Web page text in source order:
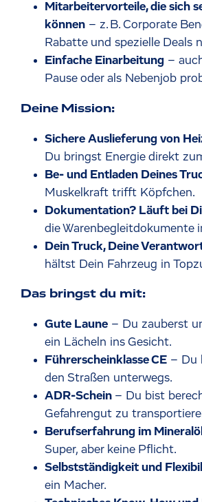
Mitarbeitervorteile, die sich
können – z. B. Corporate
Rabatte und spezielle Deals
Einfache Einarbeitung –
Pause oder als Nebenjob
Deine Mission:
Sichere Auslieferung von
Du bringst Energie direkt
Be- und Entladen Deines
Muskelkraft trifft Köpfchen.
Dokumentation? Läuft bei
die Warenbegleitdokumente
Dein Truck, Deine
hältst Dein Fahrzeug in
Das bringst du mit:
Gute Laune – Du zauberst
ein Lächeln ins Gesicht.
Führerscheinklasse CE – Du
den Straßen unterwegs.
ADR-Schein – Du bist
Gefahrengut zu
Berufserfahrung im
Super, aber keine Pflicht.
Selbstständigkeit und
ein Macher.